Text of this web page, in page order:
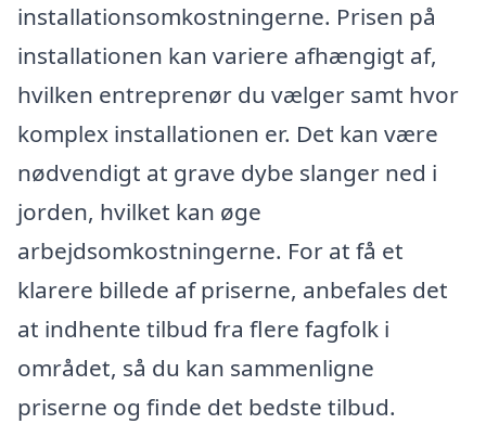
installationsomkostningerne. Prisen på
installationen kan variere afhængigt af,
hvilken entreprenør du vælger samt hvor
komplex installationen er. Det kan være
nødvendigt at grave dybe slanger ned i
jorden, hvilket kan øge
arbejdsomkostningerne. For at få et
klarere billede af priserne, anbefales det
at indhente tilbud fra flere fagfolk i
området, så du kan sammenligne
priserne og finde det bedste tilbud.